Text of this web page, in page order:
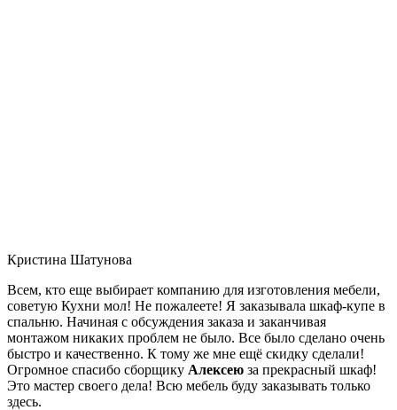
Кристина Шатунова
Всем, кто еще выбирает компанию для изготовления мебели,
советую Кухни мол! Не пожалеете! Я заказывала шкаф-купе в
спальню. Начиная с обсуждения заказа и заканчивая
монтажом никаких проблем не было. Все было сделано очень
быстро и качественно. К тому же мне ещё скидку сделали!
Огромное спасибо сборщику Алексею за прекрасный шкаф!
Это мастер своего дела! Всю мебель буду заказывать только
здесь.